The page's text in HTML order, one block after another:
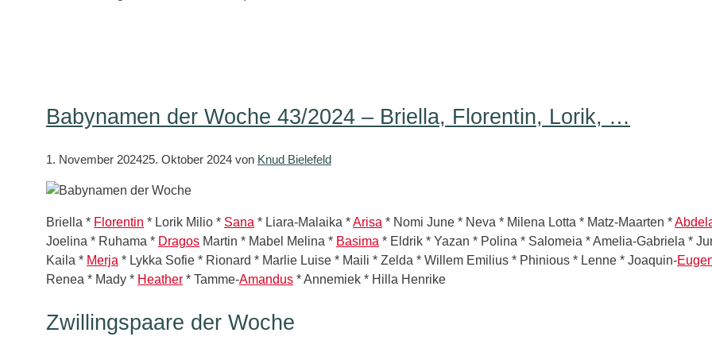
Babynamen der Woche 43/2024 – Briella, Florentin, Lorik, …
1. November 202425. Oktober 2024 von Knud Bielefeld
Briella * Florentin * Lorik Milio * Sana * Liara-Malaika *Arisa * Nomi June * Neva * Milena Lotta * Matz-Maarten *
Joelina * Ruhama * Dragos Martin * Mabel Melina * Basima * Eldrik * Yazan * Polina * Salomeia * Amelia-Gabriela *
Kaila * Merja * Lykka Sofie * Rionard * Marlie Luise * Maili * Zelda * Willem Emilius * Phinious * Lenne * Joaquin-
Renea * Mady * Heather * Tamme-Amandus * Annemiek * Hilla Henrike
Zwillingspaare der Woche